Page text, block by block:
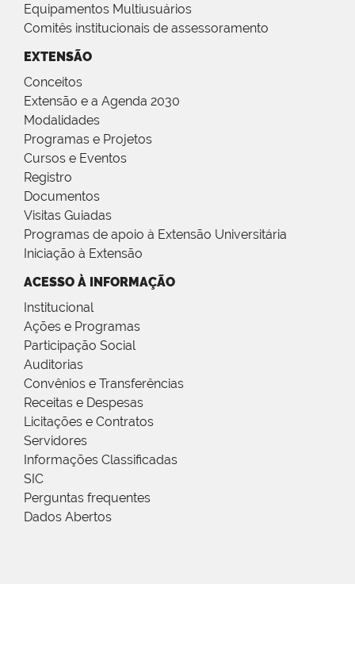
Equipamentos Multiusuários
Comitês institucionais de assessoramento
EXTENSÃO
Conceitos
Extensão e a Agenda 2030
Modalidades
Programas e Projetos
Cursos e Eventos
Registro
Documentos
Visitas Guiadas
Programas de apoio à Extensão Universitária
Iniciação à Extensão
ACESSO À INFORMAÇÃO
Institucional
Ações e Programas
Participação Social
Auditorias
Convênios e Transferências
Receitas e Despesas
Licitações e Contratos
Servidores
Informações Classificadas
SIC
Perguntas frequentes
Dados Abertos